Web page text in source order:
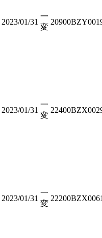
2023/01/31
一
変
2023/01/31
一
変
2023/01/31
一
変